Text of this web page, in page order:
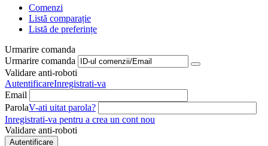
Comenzi
Listă comparație
Listă de preferințe
Urmarire comanda
Urmarire comanda
Validare anti-roboti
AutentificareInregistrati-va
Email
ParolaV-ati uitat parola?
Inregistrati-va pentru a crea un cont nou
Validare anti-roboti
Autentificare